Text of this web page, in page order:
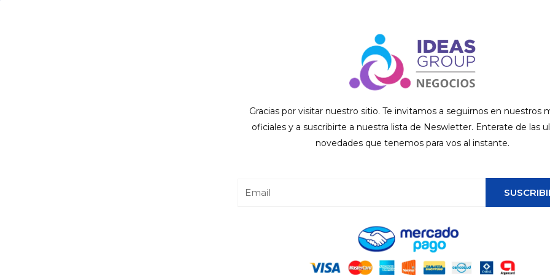
Gracias por visitar nuestro sitio. Te invitamos a seguirnos en nuestros
oficiales y a suscribirte a nuestra lista de Neswletter. Enterate de las
novedades que tenemos para vos al instante.